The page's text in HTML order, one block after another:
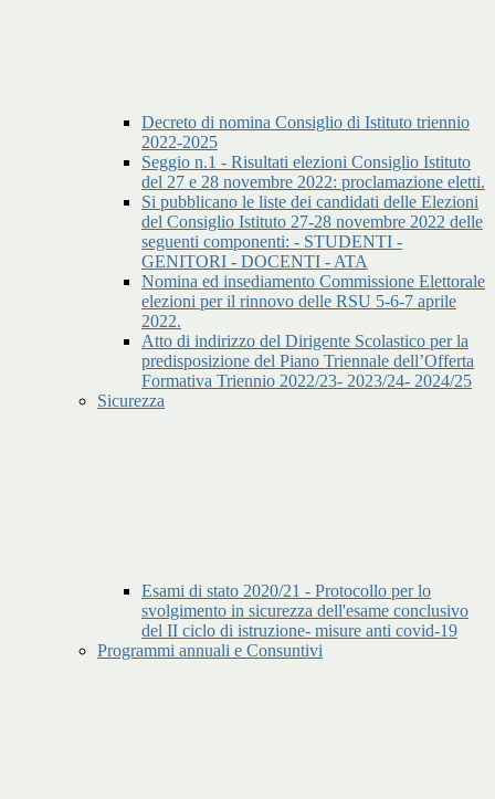
Decreto di nomina Consiglio di Istituto triennio
2022-2025
Seggio n.1 - Risultati elezioni Consiglio Istituto
del 27 e 28 novembre 2022: proclamazione eletti.
Si pubblicano le liste dei candidati delle Elezioni
del Consiglio Istituto 27-28 novembre 2022 delle
seguenti componenti: - STUDENTI -
GENITORI - DOCENTI - ATA
Nomina ed insediamento Commissione Elettorale
elezioni per il rinnovo delle RSU 5-6-7 aprile
2022.
Atto di indirizzo del Dirigente Scolastico per la
predisposizione del Piano Triennale dell’Offerta
Formativa Triennio 2022/23- 2023/24- 2024/25
Sicurezza
Esami di stato 2020/21 - Protocollo per lo
svolgimento in sicurezza dell'esame conclusivo
del II ciclo di istruzione- misure anti covid-19
Programmi annuali e Consuntivi